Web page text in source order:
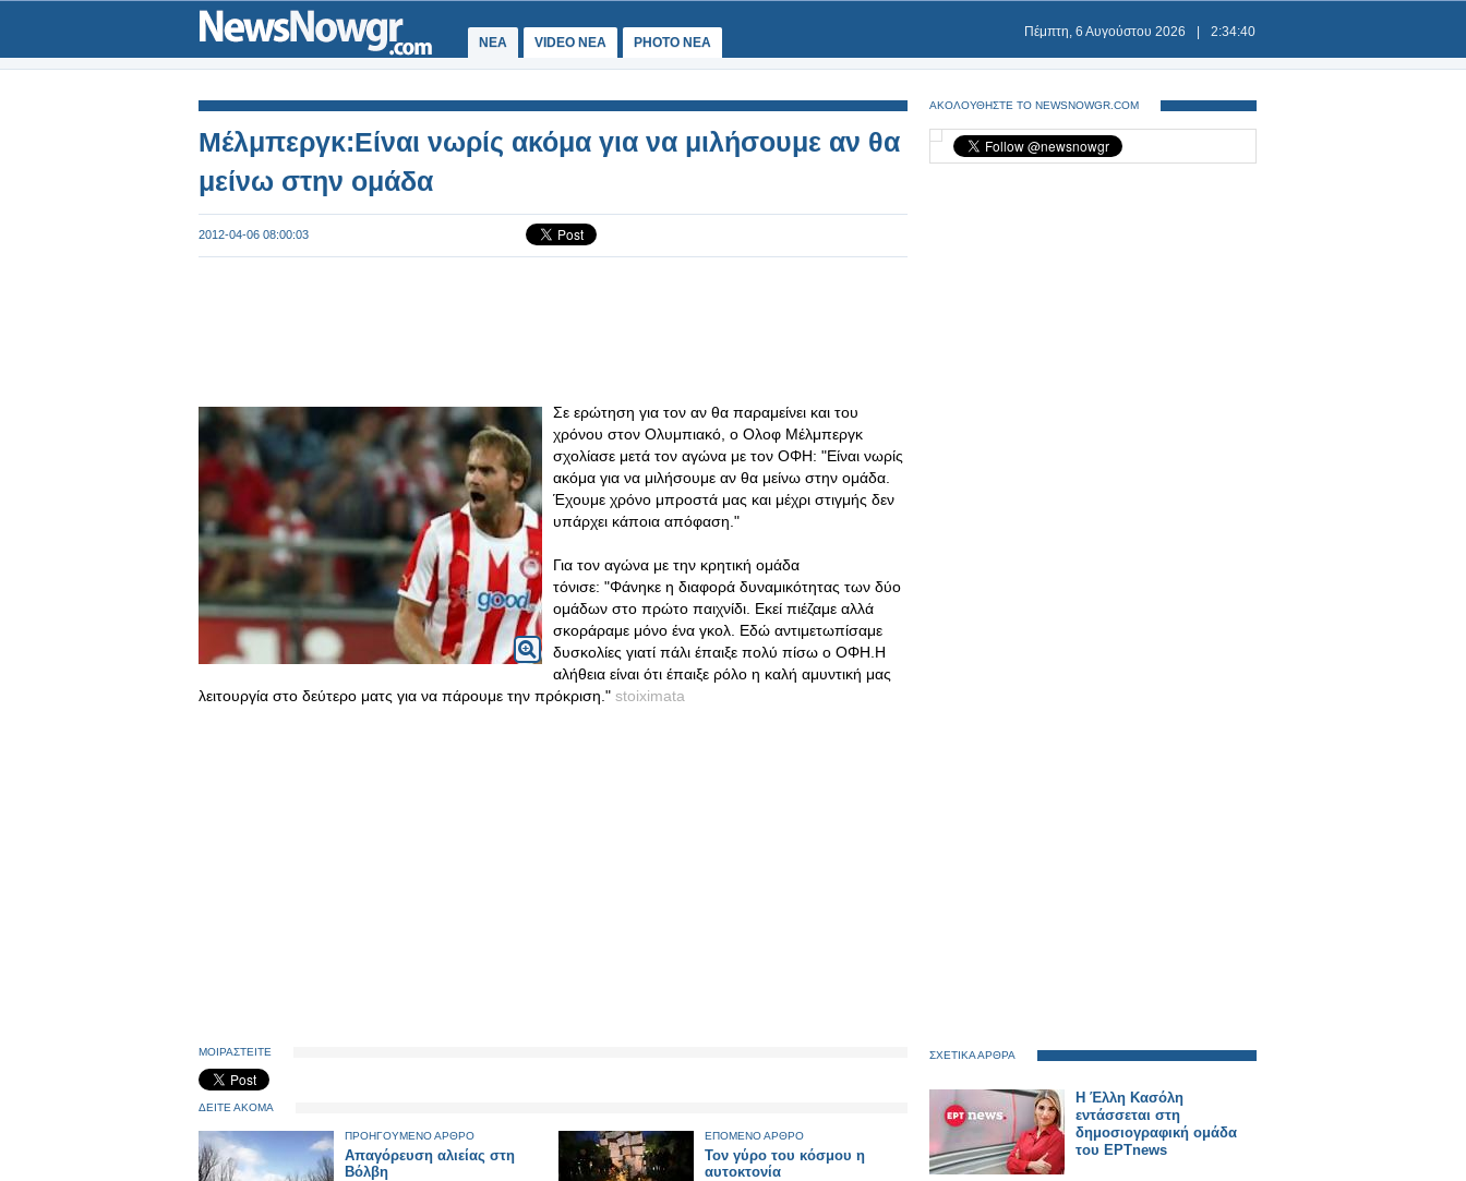
ΝΕΑ VIDEO NEA PHOTO NEA
Πέμπτη, 6 Αυγούστου 2026 2:34:41
Μέλμπεργκ:Είναι νωρίς ακόμα για να μιλήσουμε αν θα
μείνω στην ομάδα
2012-04-06 08:00:03
Σε ερώτηση για τον αν θα παραμείνει και του
χρόνου στον Ολυμπιακό, ο Ολοφ Μέλμπεργκ
σχολίασε μετά τον αγώνα με τον ΟΦΗ: "Είναι νωρίς
ακόμα για να μιλήσουμε αν θα μείνω στην ομάδα.
Έχουμε χρόνο μπροστά μας και μέχρι στιγμής δεν
υπάρχει κάποια απόφαση."
Για τον αγώνα με την κρητική ομάδα
τόνισε: "Φάνηκε η διαφορά δυναμικότητας των δύο
ομάδων στο πρώτο παιχνίδι. Εκεί πιέζαμε αλλά
σκοράραμε μόνο ένα γκολ. Εδώ αντιμετωπίσαμε
δυσκολίες γιατί πάλι έπαιξε πολύ πίσω ο ΟΦΗ.Η
αλήθεια είναι ότι έπαιξε ρόλο η καλή αμυντική μας
λειτουργία στο δεύτερο ματς για να πάρουμε την πρόκριση." stoiximata
ΜΟΙΡΑΣΤΕΙΤΕ
ΔΕΙΤΕ ΑΚΟΜΑ
ΠΡΟΗΓΟΥΜΕΝΟ ΑΡΘΡΟ
Απαγόρευση αλιείας στη
Βόλβη
ΕΠΟΜΕΝΟ ΑΡΘΡΟ
Τον γύρο του κόσμου η
αυτοκτονία
ΑΚΟΛΟΥΘΗΣΤΕ ΤΟ NEWSNOWGR.COM
ΣΧΕΤΙΚΑ ΑΡΘΡΑ
Η Έλλη Κασόλη
εντάσσεται στη
δημοσιογραφική ομάδα
του ΕΡΤnews